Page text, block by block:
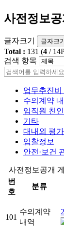
사전정보공
글자크기 글자크
Total : 131 (4 / 14
검색 항목
업무추진비
수의계약
임직원 친
기타
대내외 평가
입찰정보
안전·보건
사전정보공개
번
호
분류
101
수의계약
내역